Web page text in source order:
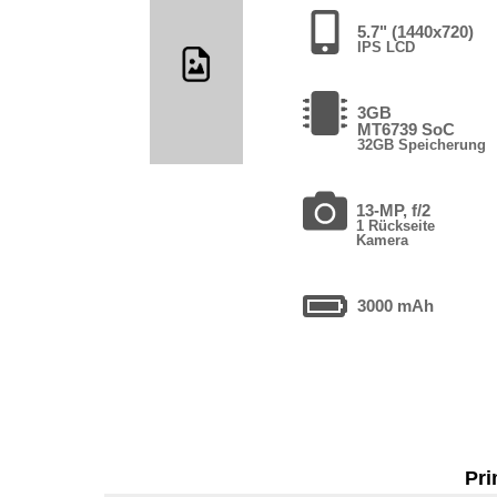
5.7" (1440x720)
IPS LCD
3GB
MT6739 SoC
32GB Speicherung
13-MP, f/2
1 Rückseite
Kamera
3000 mAh